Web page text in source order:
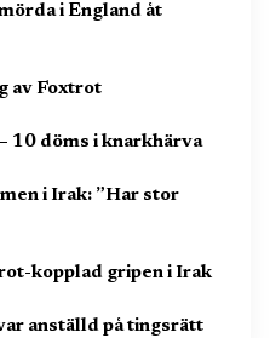
i England åt
av Foxtrot
10 döms i knarkhärva
i Irak: ”Har stor
kopplad gripen i Irak
anställd på tingsrätt